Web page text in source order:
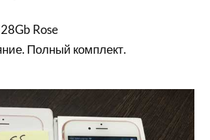
Rose
Полный комплект.